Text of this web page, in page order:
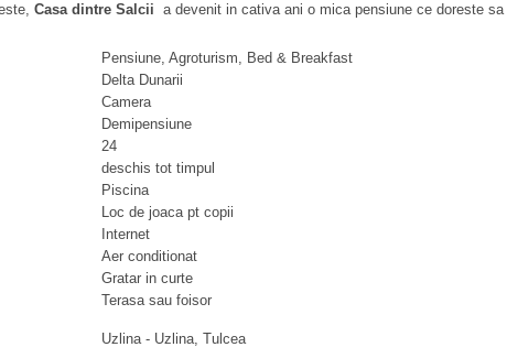
Casa dintre Salcii a devenit in cativa ani o mica pensiune ce doreste
Pensiune, Agroturism, Bed & Breakfast
Delta Dunarii
Camera
Demipensiune
24
deschis tot timpul
Piscina
Loc de joaca pt copii
Internet
Aer conditionat
Gratar in curte
Terasa sau foisor
Uzlina- Uzlina, Tulcea